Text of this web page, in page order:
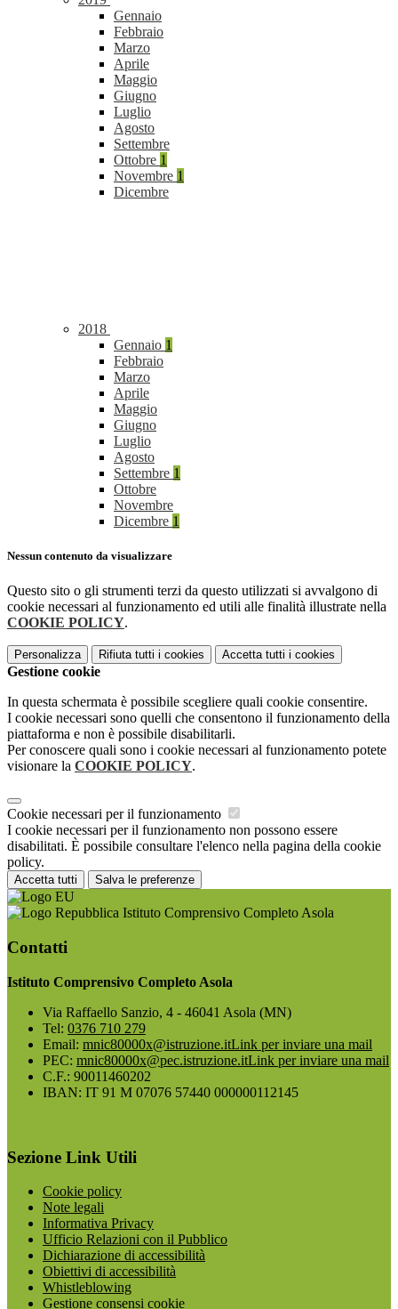
Gennaio
Febbraio
Marzo
Aprile
Maggio
Giugno
Luglio
Agosto
Settembre
Ottobre 1
Novembre 1
Dicembre
2018
Gennaio 1
Febbraio
Marzo
Aprile
Maggio
Giugno
Luglio
Agosto
Settembre 1
Ottobre
Novembre
Dicembre 1
Nessun contenuto da visualizzare
Questo sito o gli strumenti terzi da questo utilizzati si avvalgono di
cookie necessari al funzionamento ed utili alle finalità illustrate nella
COOKIE POLICY.
Personalizza Rifiuta tutti i cookies Accetta tutti i cookies
Gestione cookie
In questa schermata è possibile scegliere quali cookie consentire.
I cookie necessari sono quelli che consentono il funzionamento della
piattaforma e non è possibile disabilitarli.
Per conoscere quali sono i cookie necessari al funzionamento potete
visionare la COOKIE POLICY.
Cookie necessari per il funzionamento
I cookie necessari per il funzionamento non possono essere
disabilitati. È possibile consultare l'elenco nella pagina della cookie
policy.
Accetta tutti Salva le preferenze
Istituto Comprensivo Completo Asola
Contatti
Istituto Comprensivo Completo Asola
Via Raffaello Sanzio, 4 - 46041 Asola (MN)
Tel: 0376 710 279
Email: mnic80000x@istruzione.itLink per inviare una mail
PEC: mnic80000x@pec.istruzione.itLink per inviare una mail
C.F.: 90011460202
IBAN: IT 91 M 07076 57440 000000112145
Sezione Link Utili
Cookie policy
Note legali
Informativa Privacy
Ufficio Relazioni con il Pubblico
Dichiarazione di accessibilità
Obiettivi di accessibilità
Whistleblowing
Gestione consensi cookie